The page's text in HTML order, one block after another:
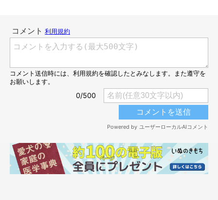
いぬのきもち投稿写真ギャラリー
まずは、コロナ禍以降、愛犬との散歩の時間を変えたり、人に会